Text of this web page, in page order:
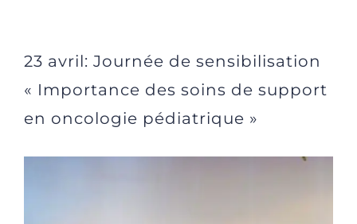
23 avril: Journée de sensibilisation
« Importance des soins de support
en oncologie pédiatrique »